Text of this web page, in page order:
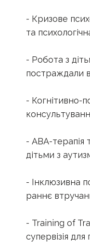
- Кризове
та
- Робота з
постраждали
- Когнітивно-
- ABA-терапія
дітьми з
- Інклюзивна
раннє
- Training of
супервізія для